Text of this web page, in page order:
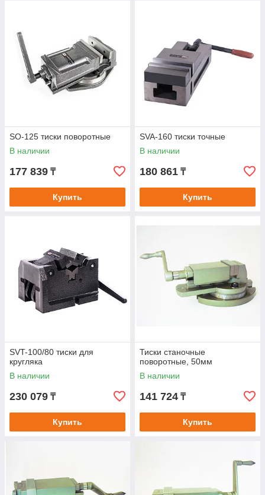
SO-125 тиски поворотные
В наличии
177 839 ₸
Купить
SVA-160 тиски точные
В наличии
180 861 ₸
Купить
SVT-100/80 тиски для
кругляка
В наличии
230 079 ₸
Купить
Тиски станочные
поворотные, 50мм
В наличии
141 724 ₸
Купить